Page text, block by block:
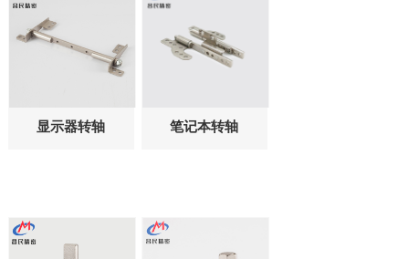
显示器转轴 笔记本转轴